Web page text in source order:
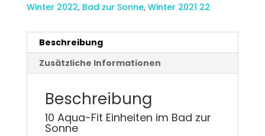
Winter 2022, Bad zur Sonne, Winter 2021 22
Beschreibung
Zusätzliche Informationen
Beschreibung
10 Aqua-Fit Einheiten im Bad zur
Sonne